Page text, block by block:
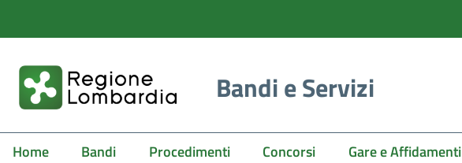
Bandi e Servizi
Home Bandi Procedimenti Concorsi Gare e Affidamenti